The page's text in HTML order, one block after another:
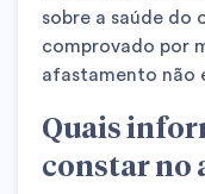
sobre a saúde do
comprovado por
afastamento não
Quais
constar no